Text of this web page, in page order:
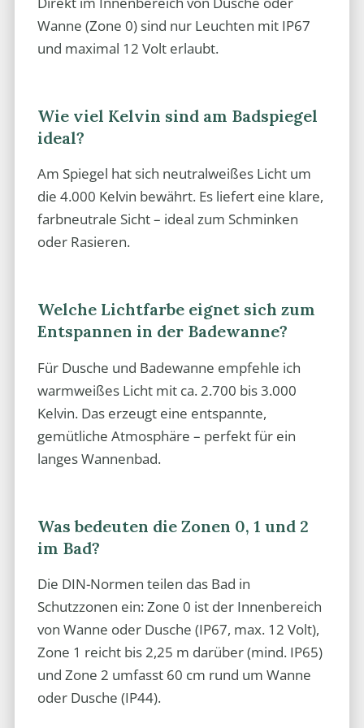
Wanne (Zone 0) sind nur Leuchten mit IP67
und maximal 12 Volt erlaubt.
Wie viel Kelvin sind am Badspiegel
ideal?
Am Spiegel hat sich neutralweißes Licht um
die 4.000 Kelvin bewährt. Es liefert eine klare,
farbneutrale Sicht – ideal zum Schminken
oder Rasieren.
Welche Lichtfarbe eignet sich zum
Entspannen in der Badewanne?
Für Dusche und Badewanne empfehle ich
warmweißes Licht mit ca. 2.700 bis 3.000
Kelvin. Das erzeugt eine entspannte,
gemütliche Atmosphäre – perfekt für ein
langes Wannenbad.
Was bedeuten die Zonen 0, 1 und 2
im Bad?
Die DIN-Normen teilen das Bad in
Schutzzonen ein: Zone 0 ist der Innenbereich
von Wanne oder Dusche (IP67, max. 12 Volt),
Zone 1 reicht bis 2,25 m darüber (mind. IP65)
und Zone 2 umfasst 60 cm rund um Wanne
oder Dusche (IP44).